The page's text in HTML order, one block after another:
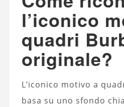
l’iconico
quadri
originale?
L’iconico motivo a
basa su uno sfondo